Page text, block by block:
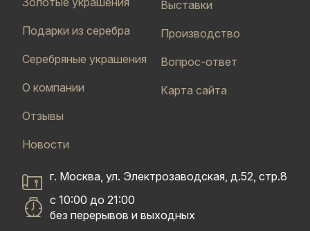
Подарки из серебра
Серебряные украшения
О компании
Отзывы
Новости
Выставки
Производство
Вопрос-ответ
Карта сайта
г. Москва, ул. Электрозаводская, д.52, стр.8
с 10:00 до 21:00
без перерывов и выходных